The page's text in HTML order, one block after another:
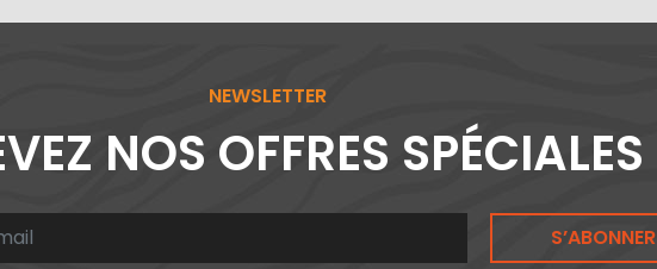
NEWSLETTER
NOS OFFRES SPÉCIALES
S’ABONNER